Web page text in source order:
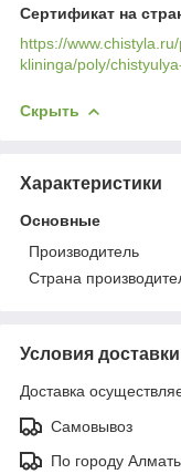
Сертификат на
https://
klininga/poly/
Скрыть
Характеристики
Основные
Производитель
Страна
Условия доставки
Доставка
Самовывоз
По городу